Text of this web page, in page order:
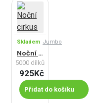
Skladem Jumbo
Noční cirkus
5000 dílků
925Kč
Přidat do košíku